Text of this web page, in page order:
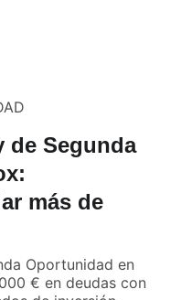
de Segunda
más de
Oportunidad en
€ en deudas con